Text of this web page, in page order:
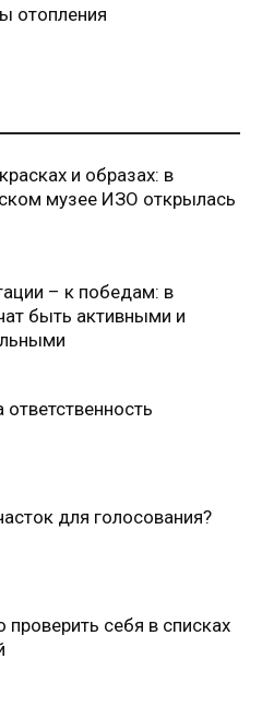
отопления
и образах: в
музее ИЗО открылась
– к победам: в
быть активными и
ответственность
для голосования?
себя в списках